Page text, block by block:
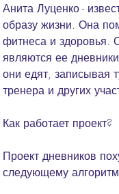
Анита Луценко -
образу жизни. Она
фитнеса и здоровья.
являются ее
они едят, записывая
тренера и других
Как работает проект?
Проект дневников
следующему